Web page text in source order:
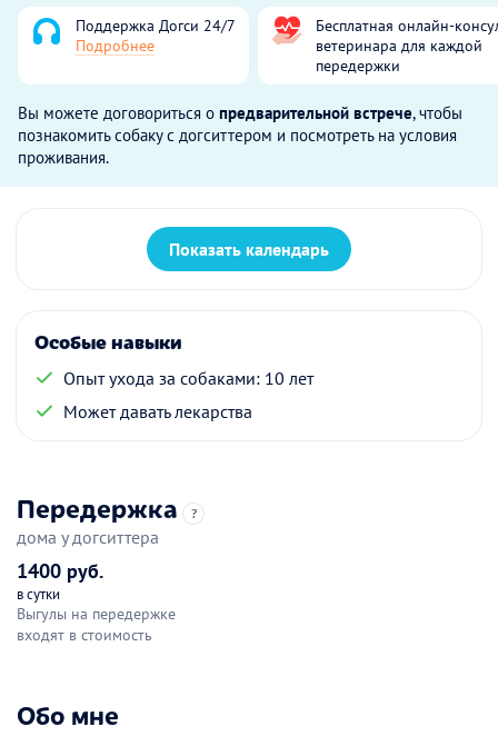
Поддержка Догси 24/7
Подробнее
Бесплатная онлайн-
ветеринара для каждой
передержки
Вы можете договориться о предварительной встрече, чтобы
познакомить собаку с догситтером и посмотреть на условия
проживания.
Показать календарь
Особые навыки
Опыт ухода за собаками: 10 лет
Может давать лекарства
Передержка ?
дома у догситтера
1400 руб.
в сутки
Выгулы на передержке
входят в стоимость
Обо мне